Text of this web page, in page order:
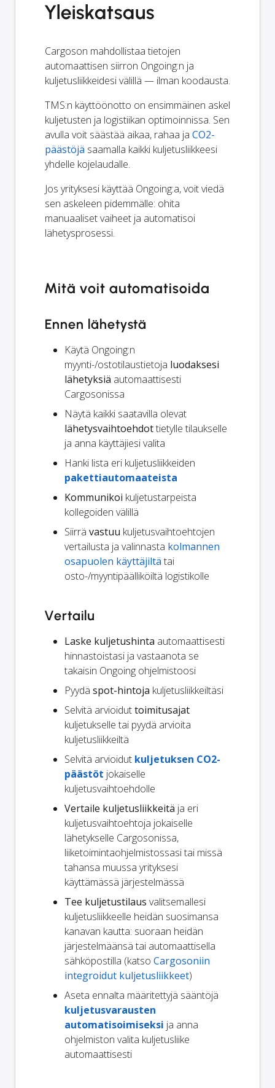
Yleiskatsaus
Cargoson mahdollistaa tietojen
automaattisen siirron Ongoing:n ja
kuljetusliikkeidesi välillä — ilman koodausta.
TMS:n käyttöönotto on ensimmäinen askel
kuljetusten ja logistiikan optimoinnissa. Sen
avulla voit säästää aikaa, rahaa ja CO2-
päästöjä saamalla kaikki kuljetusliikkeesi
yhdelle kojelaudalle.
Jos yrityksesi käyttää Ongoing:a, voit viedä
sen askeleen pidemmälle: ohita
manuaaliset vaiheet ja automatisoi
lähetysprosessi.
Mitä voit automatisoida
Ennen lähetystä
Käytä Ongoing:n
myynti-/ostotilaustietoja luodaksesi
lähetyksiä automaattisesti
Cargosonissa
Näytä kaikki saatavilla olevat
lähetysvaihtoehdottietylle tilaukselle
ja anna käyttäjiesi valita
Hanki lista eri kuljetusliikkeiden
pakettiautomaateista
Kommunikoi kuljetustarpeista
kollegoiden välillä
Siirrä vastuu kuljetusvaihtoehtojen
vertailusta ja valinnasta kolmannen
osapuolen käyttäjiltä tai
osto-/myyntipäälliköiltä logistikolle
Vertailu
Laske kuljetushinta automaattisesti
hinnastoistasi ja vastaanota se
takaisin Ongoing ohjelmistoosi
Pyydä spot-hintoja kuljetusliikkeiltäsi
Selvitä arvioiduttoimitusajat
kuljetukselle tai pyydä arvioita
kuljetusliikkeiltä
Selvitä arvioidut kuljetuksen CO2-
päästöt jokaiselle
kuljetusvaihtoehdolle
Vertaile kuljetusliikkeitä ja eri
kuljetusvaihtoehtoja jokaiselle
lähetykselle Cargosonissa,
liiketoimintaohjelmistossasi tai missä
tahansa muussa yrityksesi
käyttämässä järjestelmässä
Tee kuljetustilaus valitsemallesi
kuljetusliikkeelle heidän suosimansa
kanavan kautta: suoraan heidän
järjestelmäänsä tai automaattisella
sähköpostilla (katso Cargosoniin
integroidut kuljetusliikkeet)
Aseta ennalta määritettyjä sääntöjä
kuljetusvarausten
automatisoimiseksi ja anna
ohjelmiston valita kuljetusliike
automaattisesti